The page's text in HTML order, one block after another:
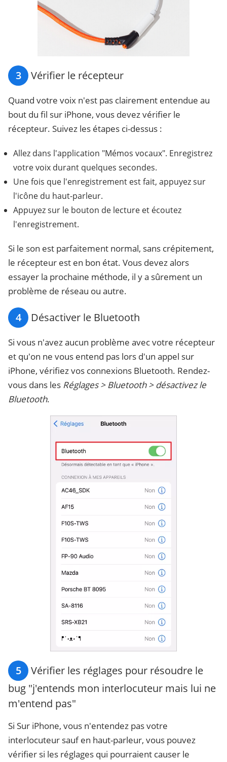
3 Vérifier le récepteur
Quand votre voix n'est pas clairement entendue au
bout du fil sur iPhone, vous devez vérifier le
récepteur. Suivez les étapes ci-dessus :
Allez dans l'application "Mémos vocaux". Enregistrez
votre voix durant quelques secondes.
Une fois que l'enregistrement est fait, appuyez sur
l'icône du haut-parleur.
Appuyez sur le bouton de lecture et écoutez
l'enregistrement.
Si le son est parfaitement normal, sans crépitement,
le récepteur est en bon état. Vous devez alors
essayer la prochaine méthode, il y a sûrement un
problème de réseau ou autre.
4 Désactiver le Bluetooth
Si vous n'avez aucun problème avec votre récepteur
et qu'on ne vous entend pas lors d'un appel sur
iPhone, vérifiez vos connexions Bluetooth. Rendez-
vous dans les Réglages > Bluetooth > désactivez le
Bluetooth.
5
Vérifier les réglages pour résoudre le
bug "j'entends mon interlocuteur mais lui ne
m'entend pas"
Si Sur iPhone, vous n'entendez pas votre
interlocuteur sauf en haut-parleur, vous pouvez
vérifier si les réglages qui pourraient causer le